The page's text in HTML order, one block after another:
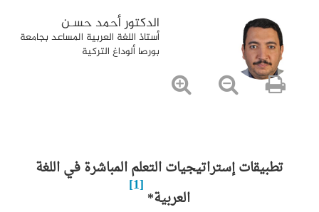
الدكتور أحمد حسـن
أستاذ اللغة العربية المساعد بجامعة
بورصا ألوداغ التركية
تطبيقات إستراتيجيات التعلم المباشرة في اللغة
العربية*
[1]